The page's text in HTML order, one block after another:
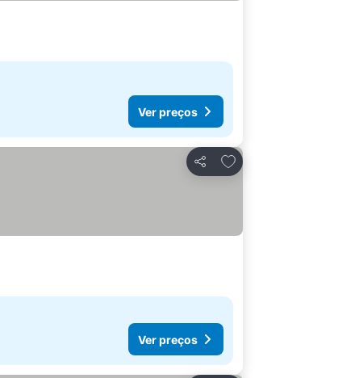
Ver preços
Partilhar
Adicionar aos favoritos
Ver preços